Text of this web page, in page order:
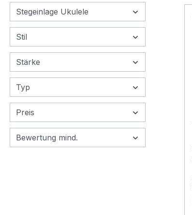
Stegeinlage Ukulele
Stil
Stärke
Typ
Preis
Bewertung mind.